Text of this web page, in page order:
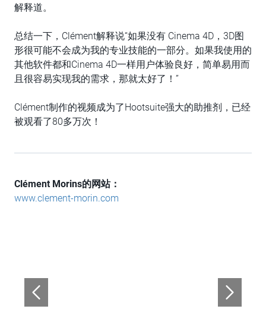
解释道。
总结一下，Clément解释说“如果没有 Cinema 4D，3D图
形很可能不会成为我的专业技能的一部分。如果我使用的
其他软件都和Cinema 4D一样用户体验良好，简单易用而
且很容易实现我的需求，那就太好了！”
Clément制作的视频成为了Hootsuite强大的助推剂，已经
被观看了80多万次！
Clément Morins的网站：
www.clement-morin.com